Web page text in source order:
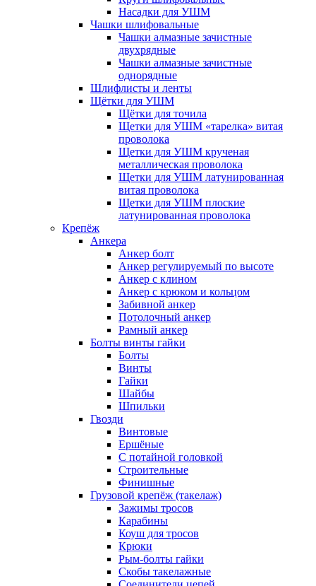
Насадки для УШМ
Чашки шлифовальные
Чашки алмазные зачистные
двухрядные
Чашки алмазные зачистные
однорядные
Шлифлисты и ленты
Щётки для УШМ
Щётки для точила
Щетки для УШМ «тарелка» витая
проволока
Щетки для УШМ крученая
металлическая проволока
Щетки для УШМ латунированная
витая проволока
Щетки для УШМ плоские
латунированная проволока
Крепёж
Анкера
Анкер болт
Анкер регулируемый по высоте
Анкер с клином
Анкер с крюком и кольцом
Забивной анкер
Потолочный анкер
Рамный анкер
Болты винты гайки
Болты
Винты
Гайки
Шайбы
Шпильки
Гвозди
Винтовые
Ершёные
С потайной головкой
Строительные
Финишные
Грузовой крепёж (такелаж)
Зажимы тросов
Карабины
Коуш для тросов
Крюки
Рым-болты гайки
Скобы такелажные